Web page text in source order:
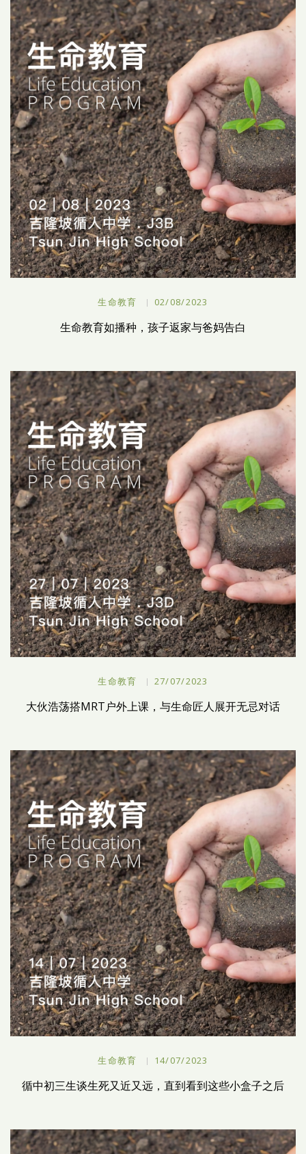
生命教育 02/08/2023
生命教育如播种，孩子返家与爸妈告白
生命教育 27/07/2023
大伙浩荡搭MRT户外上课，与生命匠人展开无忌对话
生命教育 14/07/2023
循中初三生谈生死又近又远，直到看到这些小盒子之后